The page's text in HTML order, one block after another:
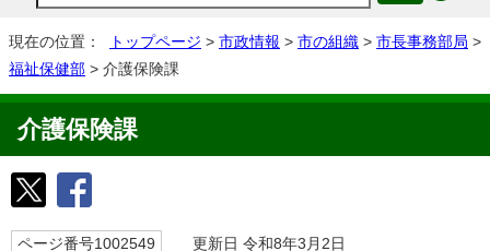
現在の位置： トップページ > 市政情報 > 市の組織 > 市長事務部局 >
福祉保健部 > 介護保険課
介護保険課
ページ番号1002549 更新日 令和8年3月2日